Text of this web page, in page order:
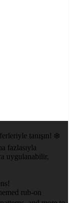
tanışın! ❄️
fazlasıyla
uygulanabilir,
rub-on